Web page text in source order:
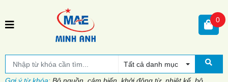
Tất cả danh mục
0